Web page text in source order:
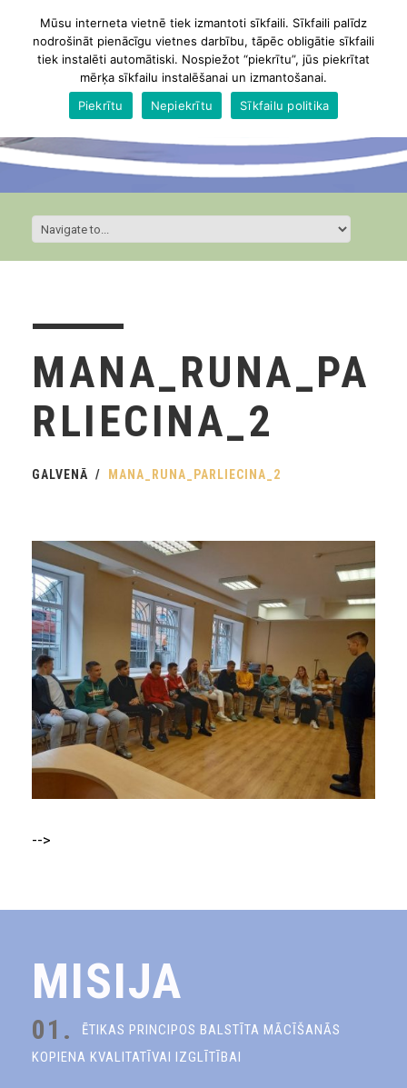
MANA_RUNA_PA
RLIECINA_2
GALVENĀ MANA_RUNA_PARLIECINA_2
-->
MISIJA
01.
ĒTIKAS PRINCIPOS BALSTĪTA MĀCĪŠANĀS
KOPIENA KVALITATĪVAI IZGLĪTĪBAI
Mūsu interneta vietnē tiek izmantoti sīkfaili. Sīkfaili palīdz
nodrošināt pienācīgu vietnes darbību, tāpēc obligātie sīkfaili
tiek instalēti automātiski. Nospiežot “piekrītu”, jūs piekrītat
mērķa sīkfailu instalēšanai un izmantošanai.
Piekrītu
Nepiekrītu Sīkfailu politika